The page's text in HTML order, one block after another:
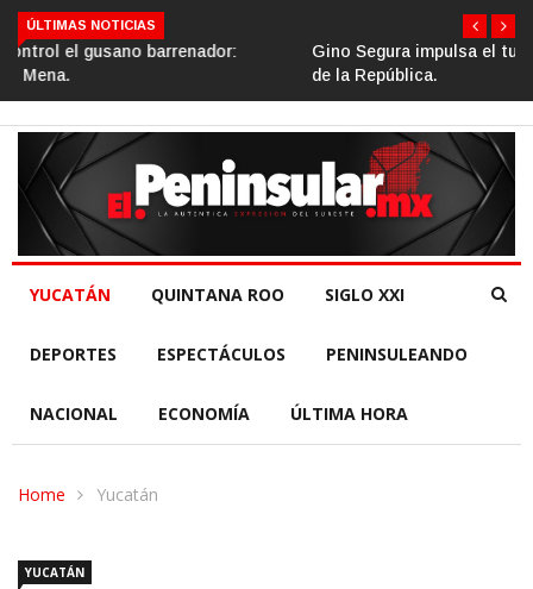
ÚLTIMAS NOTICIAS
Gino Segura impulsa el turismo comunitario desde el Senado
de la República.
YUCATÁN QUINTANA ROO SIGLO XXI
DEPORTES ESPECTÁCULOS PENINSULEANDO
NACIONAL ECONOMÍA ÚLTIMA HORA
Home Yucatán
YUCATÁN